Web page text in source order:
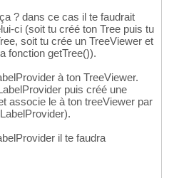
? dans ce cas il te faudrait
ci (soit tu créé ton Tree puis tu
soit tu crée un TreeViewer et
fonction getTree()).
à ton TreeViewer.
puis créé une
associe le à ton treeViewer par
il te faudra